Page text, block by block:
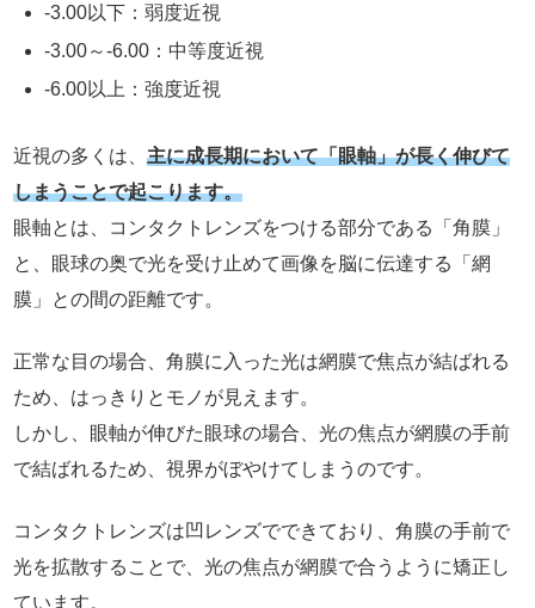
-3.00以下：弱度近視
-3.00～-6.00：中等度近視
-6.00以上：強度近視
近視の多くは、 主に成長期において「眼軸」が長く伸びて
しまうことで起こります。
眼軸とは、コンタクトレンズをつける部分である「角膜」
と、眼球の奥で光を受け止めて画像を脳に伝達する「網
膜」との間の距離です。
正常な目の場合、角膜に入った光は網膜で焦点が結ばれる
ため、はっきりとモノが見えます。
しかし、眼軸が伸びた眼球の場合、光の焦点が網膜の手前
で結ばれるため、視界がぼやけてしまうのです。
コンタクトレンズは凹レンズでできており、角膜の手前で
光を拡散することで、光の焦点が網膜で合うように矯正し
ています。